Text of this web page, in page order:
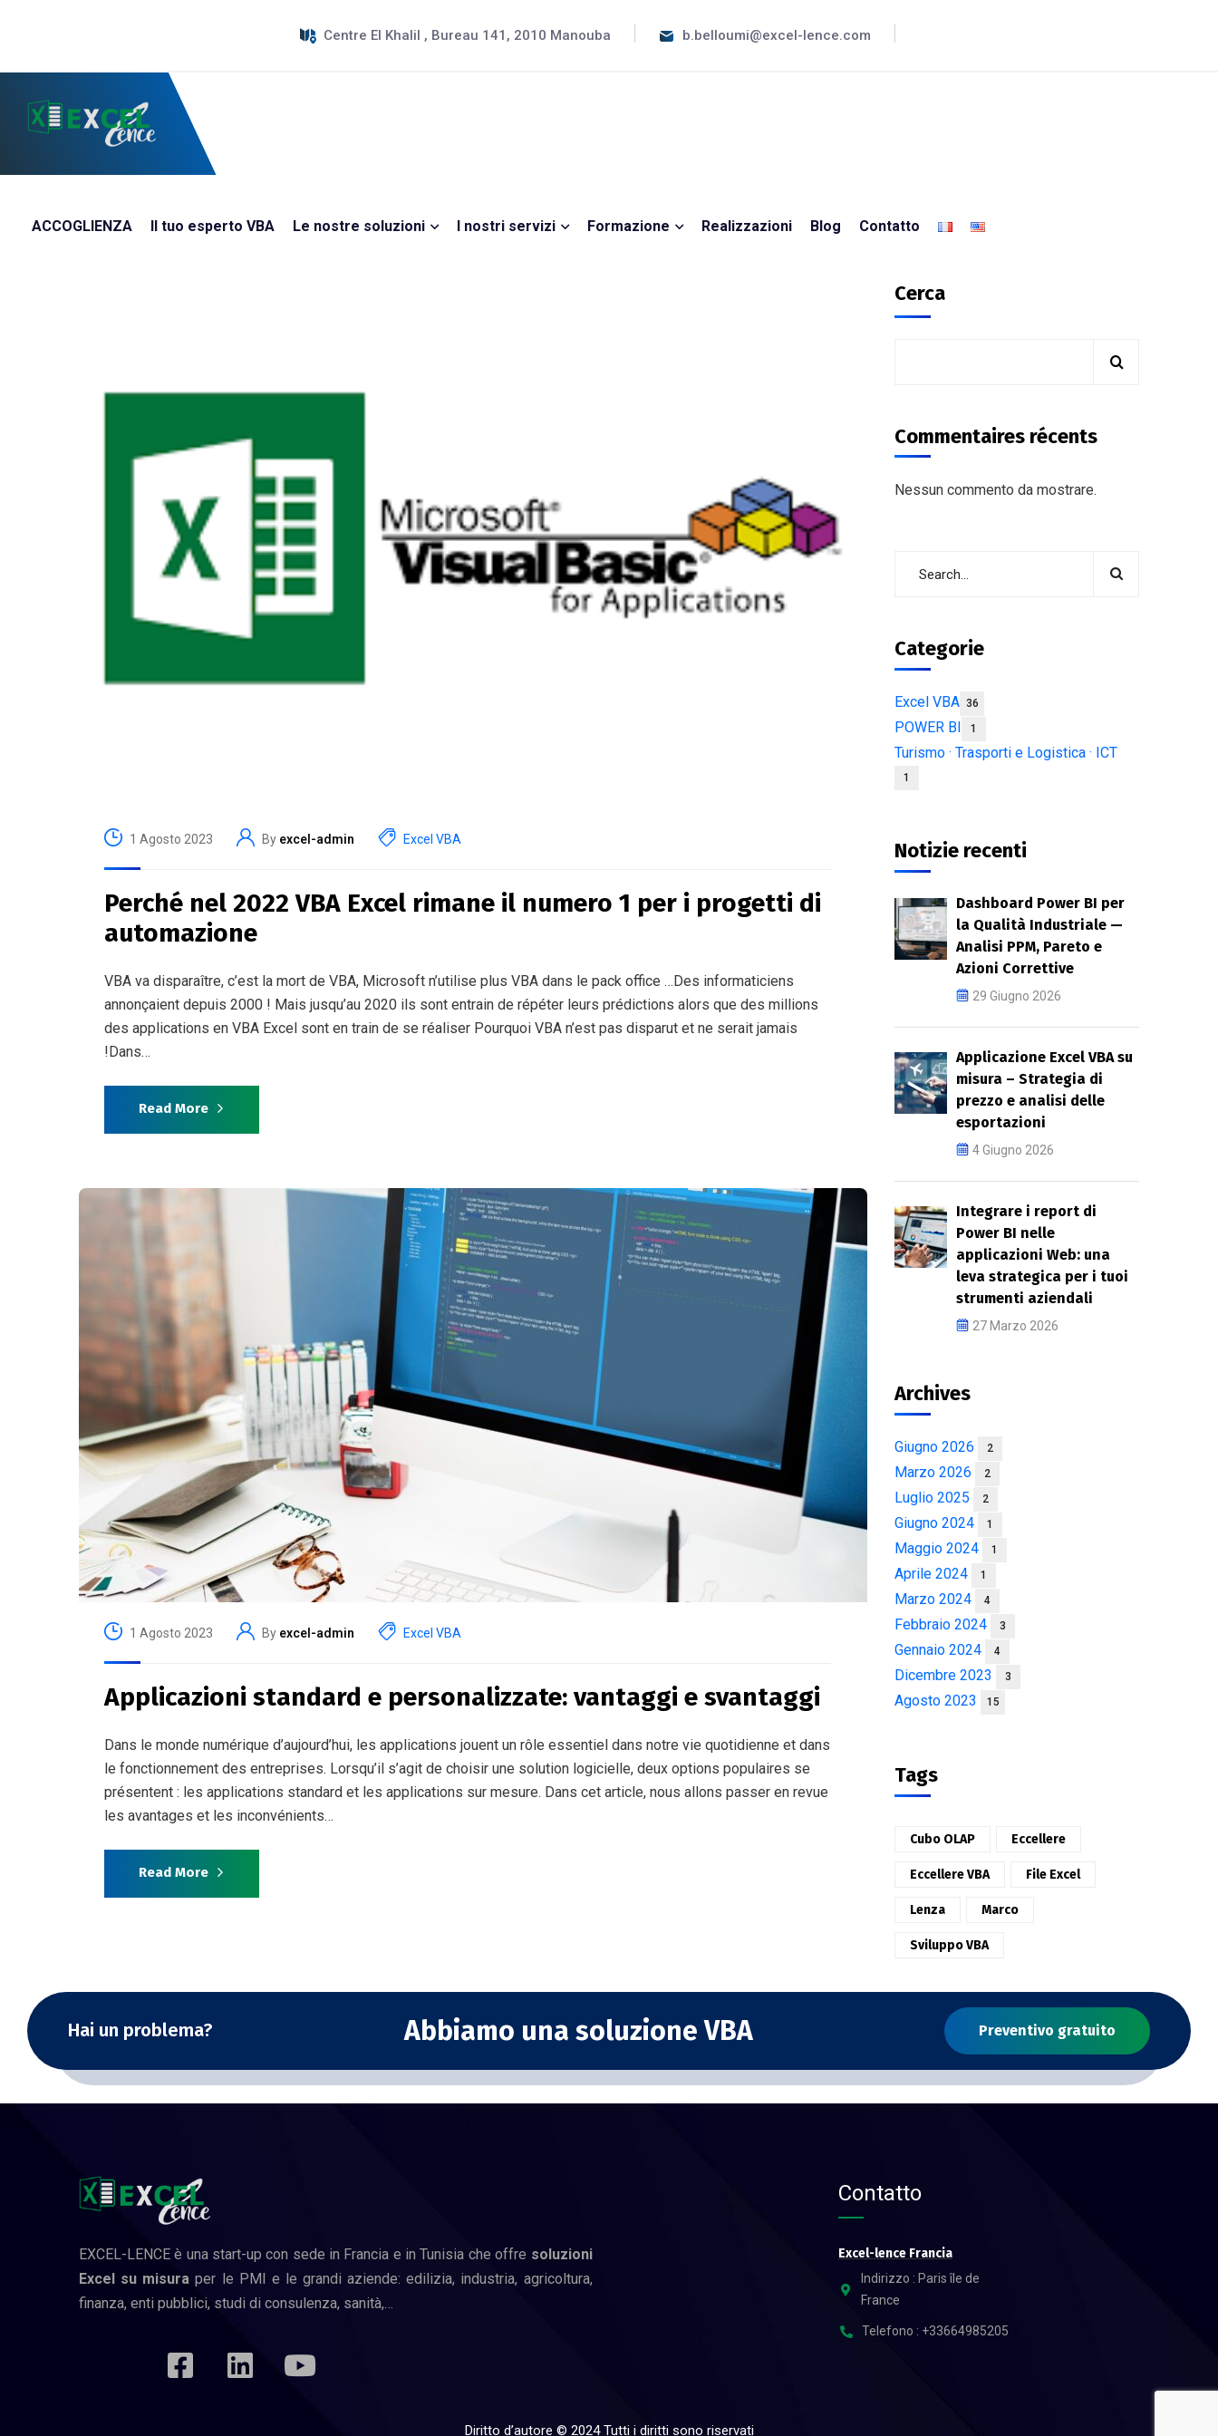
Centre El Khalil , Bureau 141, 2010 Manouba b.belloumi@excel-lence.com
ACCOGLIENZA Il tuo esperto VBA Le nostre soluzioni I nostri servizi Formazione Realizzazioni Blog Contatto
1 Agosto 2023 By excel-admin Excel VBA
Perché nel 2022 VBA Excel rimane il numero 1 per i progetti di
automazione
VBA va disparaître, c’est la mort de VBA, Microsoft n’utilise plus VBA dans le pack office …Des informaticiens
annonçaient depuis 2000 ! Mais jusqu’au 2020 ils sont entrain de répéter leurs prédictions alors que des millions
des applications en VBA Excel sont en train de se réaliser Pourquoi VBA n’est pas disparut et ne serait jamais
!Dans…
Read More
1 Agosto 2023 By excel-admin Excel VBA
Applicazioni standard e personalizzate: vantaggi e svantaggi
Dans le monde numérique d’aujourd’hui, les applications jouent un rôle essentiel dans notre vie quotidienne et dans
le fonctionnement des entreprises. Lorsqu’il s’agit de choisir une solution logicielle, deux options populaires se
présentent : les applications standard et les applications sur mesure. Dans cet article, nous allons passer en revue
les avantages et les inconvénients…
Read More
Cerca
Commentaires récents
Nessun commento da mostrare.
Categorie
Excel VBA 36
POWER BI 1
Turismo · Trasporti e Logistica · ICT
1
Notizie recenti
Dashboard Power BI per
la Qualità Industriale —
Analisi PPM, Pareto e
Azioni Correttive
29 Giugno 2026
Applicazione Excel VBA su
misura – Strategia di
prezzo e analisi delle
esportazioni
4 Giugno 2026
Integrare i report di
Power BI nelle
applicazioni Web: una
leva strategica per i tuoi
strumenti aziendali
27 Marzo 2026
Archives
Giugno 2026 2
Marzo 2026 2
Luglio 2025 2
Giugno 2024 1
Maggio 2024 1
Aprile 2024 1
Marzo 2024 4
Febbraio 2024 3
Gennaio 2024 4
Dicembre 2023 3
Agosto 2023 15
Tags
Cubo OLAP Eccellere
Eccellere VBA File Excel
Lenza Marco
Sviluppo VBA
Hai un problema? Abbiamo una soluzione VBA Preventivo gratuito
EXCEL-LENCE è una start-up con sede in Francia e in Tunisia che offre soluzioni
Excel su misura per le PMI e le grandi aziende: edilizia, industria, agricoltura,
finanza, enti pubblici, studi di consulenza, sanità,…
Contatto
Excel-lence Francia
Indirizzo : Paris île de
France
Telefono : +33664985205
Diritto d’autore © 2024 Tutti i diritti sono riservati